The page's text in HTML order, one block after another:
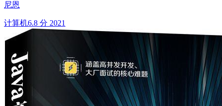
尼恩
计算机6.8 分 2021